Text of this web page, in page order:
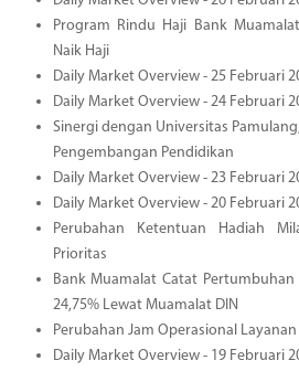
Program Rindu Haji Bank
Naik Haji
Daily Market Overview - 25 Februari
Daily Market Overview - 24 Februari
Sinergi dengan Universitas
Pengembangan Pendidikan
Daily Market Overview - 23 Februari
Daily Market Overview - 20 Februari
Perubahan Ketentuan Hadiah
Prioritas
Bank Muamalat Catat Pertumbuhan
24,75% Lewat Muamalat DIN
Perubahan Jam Operasional
Daily Market Overview - 19 Februari